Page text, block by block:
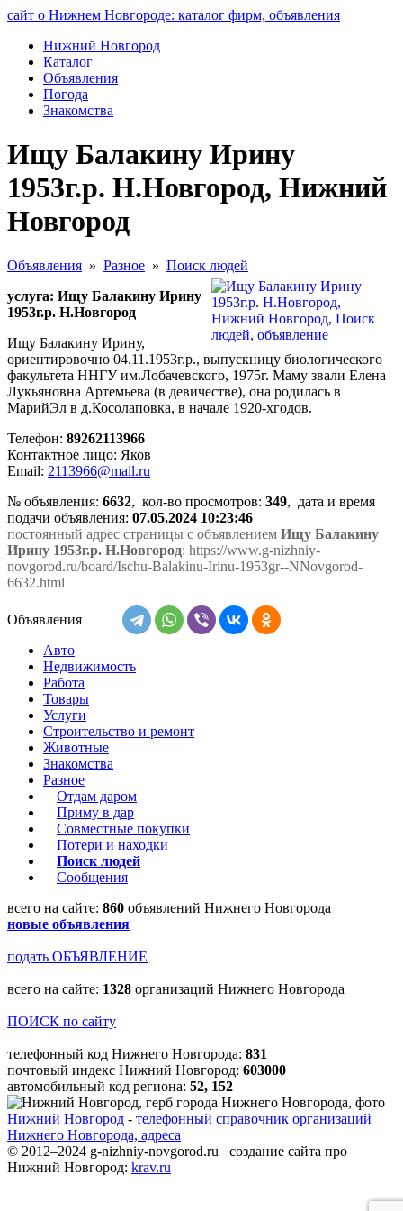
сайт о Нижнем Новгороде: каталог фирм, объявления
Нижний Новгород
Каталог
Объявления
Погода
Знакомства
Ищу Балакину Ирину
1953г.р. Н.Новгород, Нижний
Новгород
Объявления » Разное » Поиск людей
услуга: Ищу Балакину Ирину
1953г.р. Н.Новгород
Ищу Балакину Ирину,
ориентировочно 04.11.1953г.р., выпускницу биологического
факультета ННГУ им.Лобачевского, 1975г. Маму звали Елена
Лукьяновна Артемьева (в девичестве), она родилась в
МарийЭл в д.Косолаповка, в начале 1920-хгодов.
Телефон: 89262113966
Контактное лицо: Яков
Email: 2113966@mail.ru
№ объявления: 6632, кол-во просмотров: 349, дата и время
подачи объявления: 07.05.2024 10:23:46
постоянный адрес страницы с объявлением Ищу Балакину
Ирину 1953г.р. Н.Новгород: https://www.g-nizhniy-
novgorod.ru/board/Ischu-Balakinu-Irinu-1953gr--NNovgorod-
6632.html
Объявления
Авто
Недвижимость
Работа
Товары
Услуги
Строительство и ремонт
Животные
Знакомства
Разное
Отдам даром
Приму в дар
Совместные покупки
Потери и находки
Поиск людей
Сообщения
всего на сайте: 860 объявлений Нижнего Новгорода
новые объявления
подать ОБЪЯВЛЕНИЕ
всего на сайте: 1328 организаций Нижнего Новгорода
ПОИСК по сайту
телефонный код Нижнего Новгорода: 831
почтовый индекс Нижний Новгород: 603000
автомобильный код региона: 52, 152
Нижний Новгород - телефонный справочник организаций
Нижнего Новгорода, адреса
© 2012–2024 g-nizhniy-novgorod.ru создание сайта про
Нижний Новгород: krav.ru